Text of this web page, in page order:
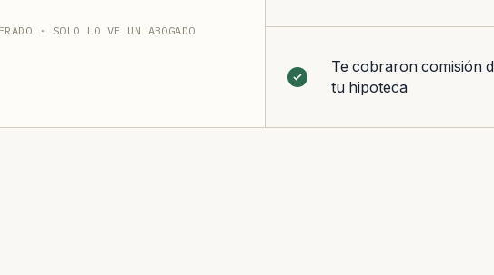
· SOLO LO VE UN ABOGADO
Te cobraron comisión
tu hipoteca